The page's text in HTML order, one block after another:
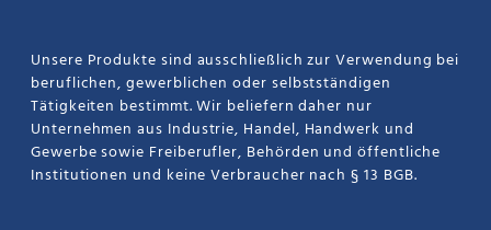
Unsere Produkte sind ausschließlich zur Verwendung bei
beruflichen, gewerblichen oder selbstständigen
Tätigkeiten bestimmt. Wir beliefern daher nur
Unternehmen aus Industrie, Handel, Handwerk und
Gewerbe sowie Freiberufler, Behörden und öffentliche
Institutionen und keine Verbraucher nach § 13 BGB.